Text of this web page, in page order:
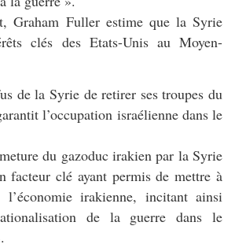
Graham Fuller estime que la Syrie
clés des Etats-Unis au Moyen-
de la Syrie de retirer ses troupes du
l’occupation israélienne dans le
du gazoduc irakien par la Syrie
facteur clé ayant permis de mettre à
l’économie irakienne, incitant ainsi
de la guerre dans le